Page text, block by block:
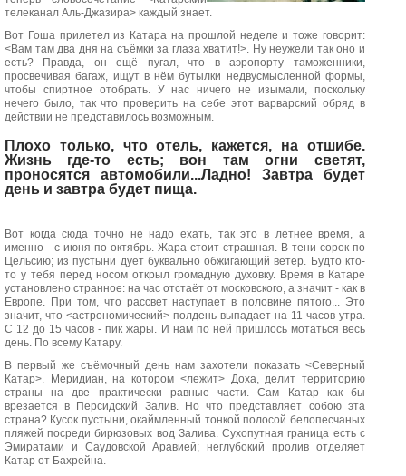
телеканал Аль-Джазира> каждый знает.
Вот Гоша прилетел из Катара на прошлой неделе и тоже говорит:
<Вам там два дня на съёмки за глаза хватит!>. Ну неужели так оно и
есть? Правда, он ещё пугал, что в аэропорту таможенники,
просвечивая багаж, ищут в нём бутылки недвусмысленной формы,
чтобы спиртное отобрать. У нас ничего не изымали, поскольку
нечего было, так что проверить на себе этот варварский обряд в
действии не представилось возможным.
Плохо только, что отель, кажется, на отшибе.
Жизнь где-то есть; вон там огни светят,
проносятся автомобили...Ладно! Завтра будет
день и завтра будет пища.
Вот когда сюда точно не надо ехать, так это в летнее время, а
именно - с июня по октябрь. Жара стоит страшная. В тени сорок по
Цельсию; из пустыни дует буквально обжигающий ветер. Будто кто-
то у тебя перед носом открыл громадную духовку. Время в Катаре
установлено странное: на час отстаёт от московского, а значит - как в
Европе. При том, что рассвет наступает в половине пятого... Это
значит, что <астрономический> полдень выпадает на 11 часов утра.
С 12 до 15 часов - пик жары. И нам по ней пришлось мотаться весь
день. По всему Катару.
В первый же съёмочный день нам захотели показать <Северный
Катар>. Меридиан, на котором <лежит> Доха, делит территорию
страны на две практически равные части. Сам Катар как бы
врезается в Персидский Залив. Но что представляет собою эта
страна? Кусок пустыни, окаймленный тонкой полосой белопесчаных
пляжей посреди бирюзовых вод Залива. Сухопутная граница есть с
Эмиратами и Саудовской Аравией; неглубокий пролив отделяет
Катар от Бахрейна.